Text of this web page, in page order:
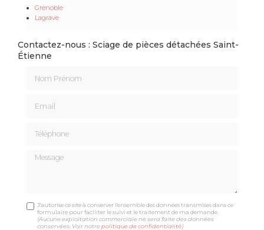
Grenoble
Lagrave
Contactez-nous : Sciage de pièces détachées Saint-
Étienne
Message
J'autorise ce site à conserver l'ensemble des données transmises dans ce
formulaire pour faciliter le suivi et le traitement de ma demande.
(Aucune exploitation commerciale ne sera faite des données
conservées. Voir notrepolitique de confidentialité)